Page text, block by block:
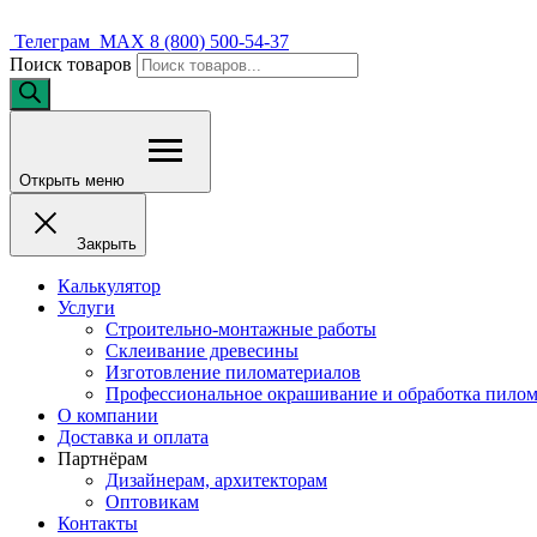
Телеграм MAX 8 (800) 500-54-37
Поиск товаров
Открыть меню
Закрыть
Калькулятор
Услуги
Строительно-монтажные работы
Склеивание древесины
Изготовление пиломатериалов
Профессиональное окрашивание и обработка
О компании
Доставка и оплата
Партнёрам
Дизайнерам, архитекторам
Оптовикам
Контакты